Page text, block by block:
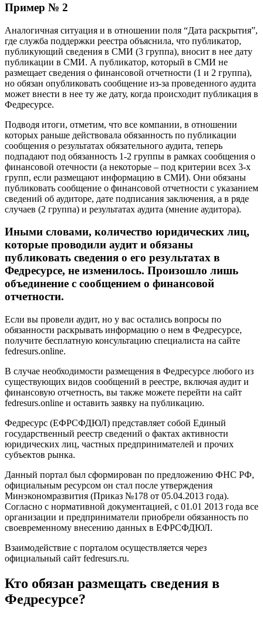
Пример № 2
Аналогичная ситуация и в отношении поля “Дата раскрытия”,
где служба поддержки реестра объяснила, что публикатор,
публикующий сведения в СМИ (3 группа), вносит в нее дату
публикации в СМИ. А публикатор, который в СМИ не
размещает сведения о финансовой отчетности (1 и 2 группа),
но обязан опубликовать сообщение из-за проведенного аудита
может внести в нее ту же дату, когда происходит публикация в
Федресурсе.
Подводя итоги, отметим, что все компании, в отношении
которых раньше действовала обязанность по публикации
сообщения о результатах обязательного аудита, теперь
подпадают под обязанность 1-2 группы в рамках сообщения о
финансовой отечности (а некоторые – под критерии всех 3-х
групп, если размещают информацию в СМИ). Они обязаны
публиковать сообщение о финансовой отчетности с указанием
сведений об аудиторе, дате подписания заключения, а в ряде
случаев (2 группа) и результатах аудита (мнение аудитора).
Иными словами, количество юридических лиц,
которые проводили аудит и обязаны
публиковать сведения о его результатах в
Федресурсе, не изменилось. Произошло лишь
объединение с сообщением о финансовой
отчетности.
Если вы провели аудит, но у вас остались вопросы по
обязанности раскрывать информацию о нем в Федресурсе,
получите бесплатную консультацию специалиста на сайте
fedresurs.online.
В случае необходимости размещения в Федресурсе любого из
существующих видов сообщений в реестре, включая аудит и
финансовую отчетность, вы также можете перейти на сайт
fedresurs.online и оставить заявку на публикацию.
Федресурс (ЕФРСФДЮЛ) представляет собой Единый
государственный реестр сведений о фактах активности
юридических лиц, частных предпринимателей и прочих
субъектов рынка.
Данный портал был сформирован по предложению ФНС РФ,
официальным ресурсом он стал после утверждения
Минэкономразвития (Приказ №178 от 05.04.2013 года).
Согласно с нормативной документацией, с 01.01 2013 года все
организации и предприниматели приобрели обязанность по
своевременному внесению данных в ЕФРСФДЮЛ.
Взаимодействие с порталом осуществляется через
официальный сайт fedresurs.ru.
Кто обязан размещать сведения в
Федресурсе?